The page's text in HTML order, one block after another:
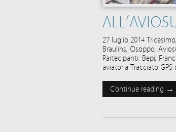
27 luglio 2014
Braulins, Osoppo,
Partecipanti: Bepi,
aviatoria Tracciato
Continue reading →